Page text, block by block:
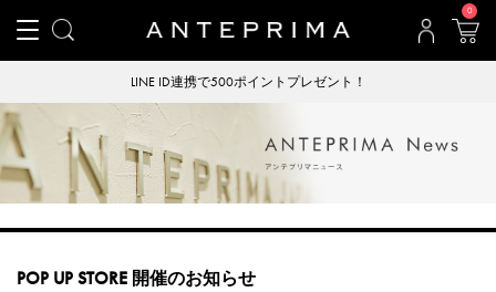
0
LINE ID連携で500ポイントプレゼント！
POP UP STORE 開催のお知らせ